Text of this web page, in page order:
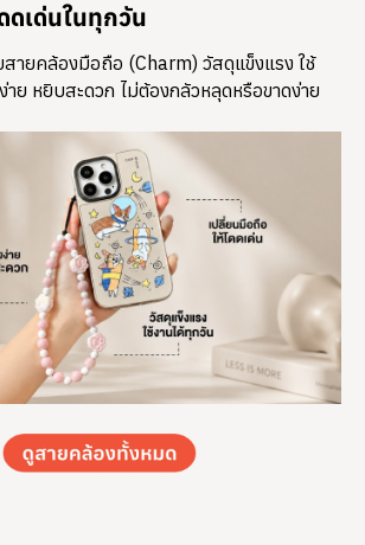
ดเด่นในทุกวัน
สายคล้องมือถือ (Charm) วัสดุแข็งแรง ใช้
ย หยิบสะดวก ไม่ต้องกลัวหลุดหรือขาดง่าย